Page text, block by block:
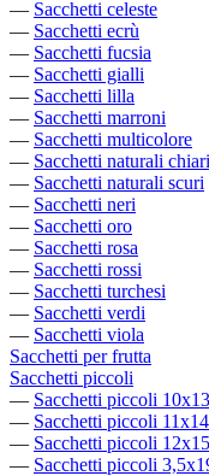
— Sacchetti celeste
— Sacchetti ecrù
— Sacchetti fucsia
— Sacchetti gialli
— Sacchetti lilla
— Sacchetti marroni
— Sacchetti multicolore
— Sacchetti naturali chiari
— Sacchetti naturali scuri
— Sacchetti neri
— Sacchetti oro
— Sacchetti rosa
— Sacchetti rossi
— Sacchetti turchesi
— Sacchetti verdi
— Sacchetti viola
Sacchetti per frutta
Sacchetti piccoli
— Sacchetti piccoli
— Sacchetti piccoli
— Sacchetti piccoli
— Sacchetti piccoli